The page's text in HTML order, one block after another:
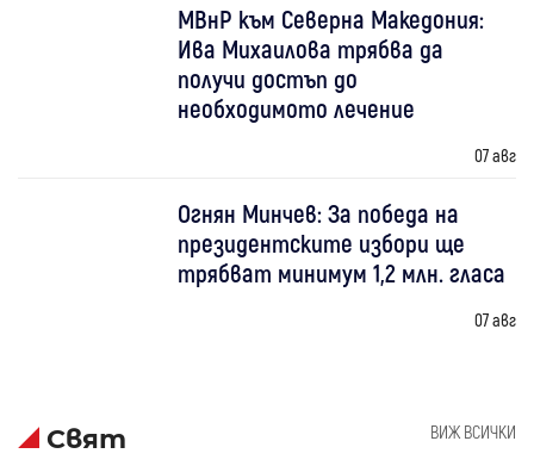
МВнР към Северна Македония:
Ива Михаилова трябва да
получи достъп до
необходимото лечение
07 авг
Огнян Минчев: За победа на
президентските избори ще
трябват минимум 1,2 млн. гласа
07 авг
Свят ВИЖ ВСИЧКИ